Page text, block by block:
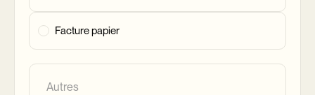
Facture papier